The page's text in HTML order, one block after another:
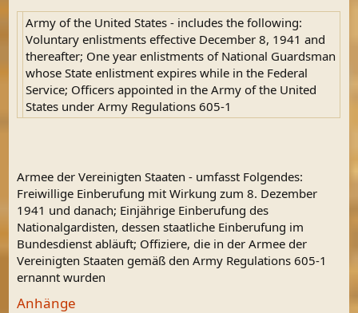
Army of the United States - includes the following:
Voluntary enlistments effective December 8, 1941 and
thereafter; One year enlistments of National Guardsman
whose State enlistment expires while in the Federal
Service; Officers appointed in the Army of the United
States under Army Regulations 605-1
Armee der Vereinigten Staaten - umfasst Folgendes:
Freiwillige Einberufung mit Wirkung zum 8. Dezember
1941 und danach; Einjährige Einberufung des
Nationalgardisten, dessen staatliche Einberufung im
Bundesdienst abläuft; Offiziere, die in der Armee der
Vereinigten Staaten gemäß den Army Regulations 605-1
ernannt wurden
Anhänge